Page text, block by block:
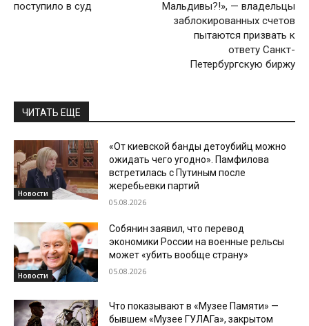
поступило в суд
Мальдивы?!», — владельцы
заблокированных счетов
пытаются призвать к
ответу Санкт-
Петербургскую биржу
ЧИТАТЬ ЕЩЕ
Новости
«От киевской банды детоубийц можно
ожидать чего угодно». Памфилова
встретилась с Путиным после
жеребьевки партий
05.08.2026
Новости
Собянин заявил, что перевод
экономики России на военные рельсы
может «убить вообще страну»
05.08.2026
Что показывают в «Музее Памяти» —
бывшем «Музее ГУЛАГа», закрытом